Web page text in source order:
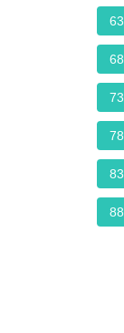
63
68
73
78
83
88